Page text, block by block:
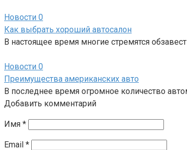
Новости 0
Как выбрать хороший автосалон
В настоящее время многие стремятся
Новости 0
Преимущества американских авто
В последнее время огромное количество
Добавить комментарий
Имя *
Email *